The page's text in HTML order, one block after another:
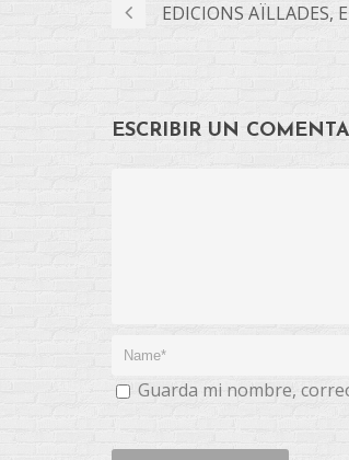
EDICIONS AÏLLADES,
ESCRIBIR UN
Guarda mi nombre,